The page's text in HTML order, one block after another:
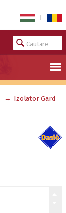
Izolator Gard